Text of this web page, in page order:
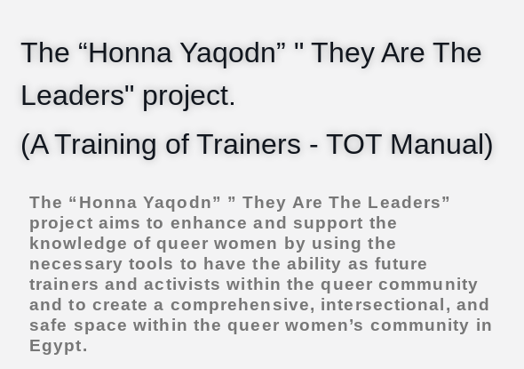
The “Honna Yaqodn” " They Are The
Leaders" project.
(A Training of Trainers - TOT Manual)
The “Honna Yaqodn” ” They Are The Leaders”
project aims to enhance and support the
knowledge of queer women by using the
necessary tools to have the ability as future
trainers and activists within the queer community
and to create a comprehensive, intersectional, and
safe space within the queer women’s community in
Egypt.